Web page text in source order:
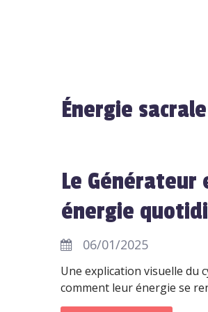
Énergie sacrale
Le Générateur
énergie
06/01/2025
Une explication visuelle du
comment leur énergie se